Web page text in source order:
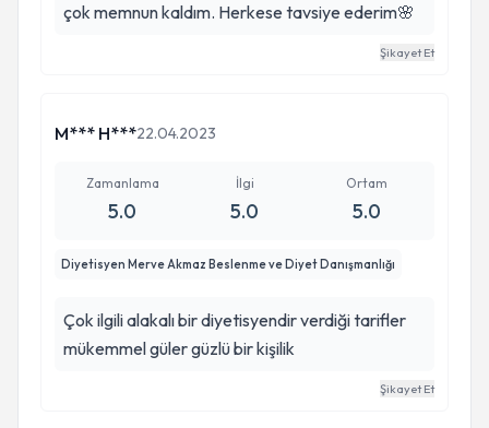
çok memnun kaldım. Herkese tavsiye ederim🌸
Şikayet Et
M*** H***22.04.2023
Zamanlama
5.0
İlgi
5.0
Ortam
5.0
Diyetisyen Merve Akmaz Beslenme ve Diyet Danışmanlığı
Çok ilgili alakalı bir diyetisyendir verdiği tarifler
mükemmel güler güzlü bir kişilik
Şikayet Et